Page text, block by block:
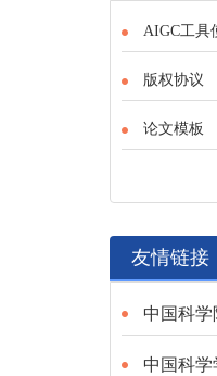
AIGC工具
版权协议
论文模板
友情链接
中国科
中国科